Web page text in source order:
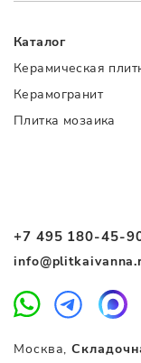
+7 495 180-45-
Москва,
Каталог
Керамическая
Керамогранит
Плитка мозаика